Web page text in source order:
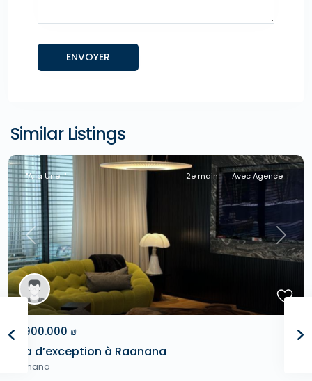
Similar Listings
Previous Next
"A la Une !" 2e main Avec Agence
25.900.000 ₪
Villa d’exception à Raanana
Raanana